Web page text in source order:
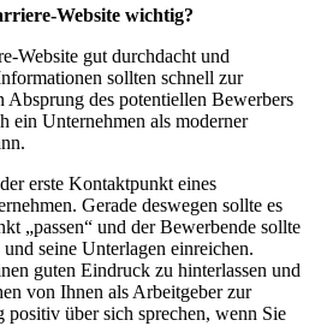
Website wichtig?
Website gut durchdacht und
sollten schnell zur
Absprung des potentiellen Bewerbers
ein Unternehmen als moderner
erste Kontaktpunkt eines
Gerade deswegen sollte es
„passen“ und der Bewerbende sollte
seine Unterlagen einreichen.
guten Eindruck zu hinterlassen und
von Ihnen als Arbeitgeber zur
über sich sprechen, wenn Sie